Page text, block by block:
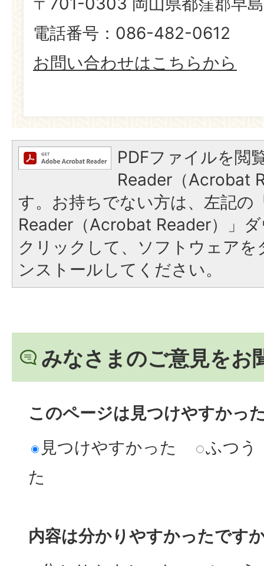
電話番号：086-482-0612
お問い合わせはこちらから
PDFファイルを閲
Reader（Acrobat
す。お持ちでない方は、左記の
Reader（Acrobat Reader）」
クリックして、ソフトウェア
ンストールしてください。
みなさまのご意見をお
このページは見つけやすかっ
見つけやすかった
ふつう
た
内容は分かりやすかったです